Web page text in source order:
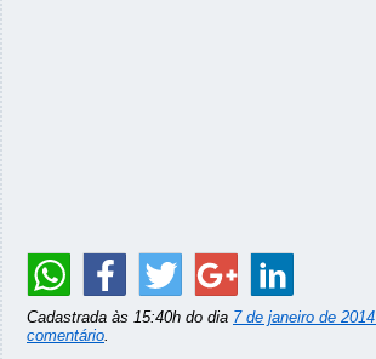
Cadastrada às 15:40h do dia 7 de janeiro de 2014
comentário.